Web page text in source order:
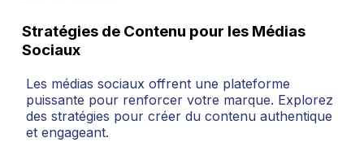
Stratégies de Contenu pour les Médias
Sociaux
Les médias sociaux offrent une plateforme
puissante pour renforcer votre marque. Explorez
des stratégies pour créer du contenu authentique
et engageant.